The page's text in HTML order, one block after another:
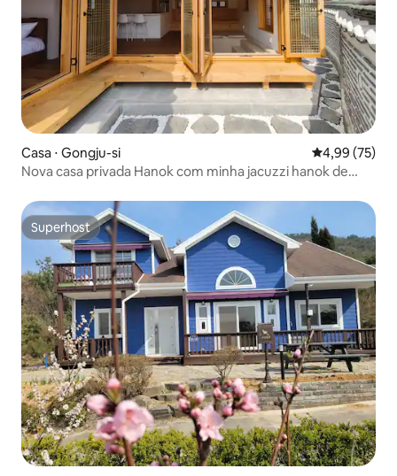
Casa ⋅ Gongju-si 4,99 de uma
4,99 (75)
Nova casa privada Hanok com minha jacuzzi hanok de
Superhost
Superhost